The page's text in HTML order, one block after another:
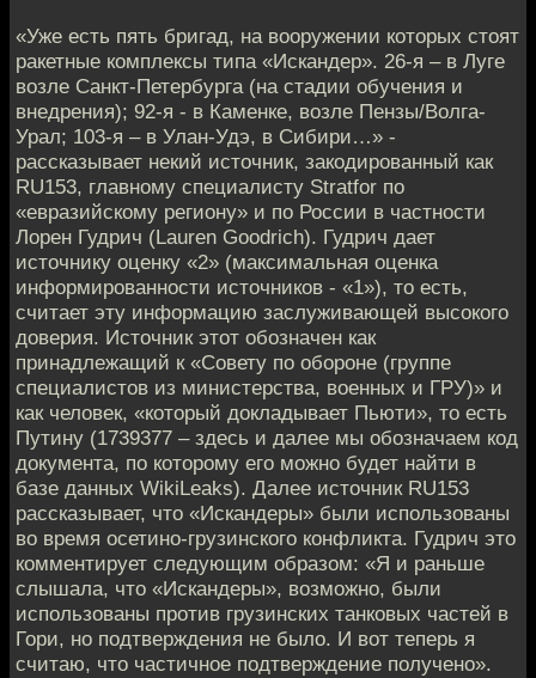
«Уже есть пять бригад, на вооружении которых стоят
ракетные комплексы типа «Искандер». 26-я – в Луге
возле Санкт-Петербурга (на стадии обучения и
внедрения); 92-я - в Каменке, возле Пензы/Волга-
Урал; 103-я – в Улан-Удэ, в Сибири…» -
рассказывает некий источник, закодированный как
RU153, главному специалисту Stratfor по
«евразийскому региону» и по России в частности
Лорен Гудрич (Lauren Goodrich). Гудрич дает
источнику оценку «2» (максимальная оценка
информированности источников - «1»), то есть,
считает эту информацию заслуживающей высокого
доверия. Источник этот обозначен как
принадлежащий к «Совету по обороне (группе
специалистов из министерства, военных и ГРУ)» и
как человек, «который докладывает Пьюти», то есть
Путину (1739377 – здесь и далее мы обозначаем код
документа, по которому его можно будет найти в
базе данных WikiLeaks). Далее источник RU153
рассказывает, что «Искандеры» были использованы
во время осетино-грузинского конфликта. Гудрич это
комментирует следующим образом: «Я и раньше
слышала, что «Искандеры», возможно, были
использованы против грузинских танковых частей в
Гори, но подтверждения не было. И вот теперь я
считаю, что частичное подтверждение получено».